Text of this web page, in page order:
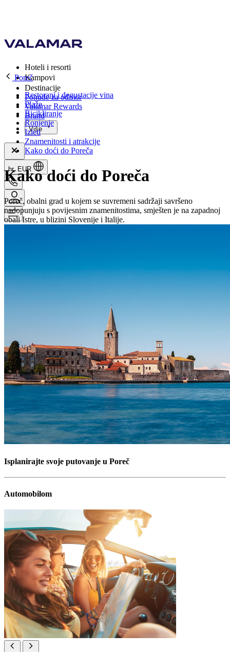
Hoteli i resorti
Kampovi
Destinacije
Ponude za odmor
Valamar Rewards
Brand
Više
hr, EUR
Poreč
Restorani i degustacije vina
Plaže
Bicikliranje
Ronjenje
Izleti
Znamenitosti i atrakcije
Kako doći do Poreča
Kako doći do Poreča
Poreč, obalni grad u kojem se suvremeni sadržaji savršeno
nadopunjuju s povijesnim znamenitostima, smješten je na zapadnoj
obali Istre, u blizini Slovenije i Italije.
Isplanirajte svoje putovanje u Poreč
Automobilom